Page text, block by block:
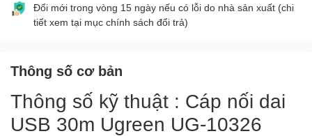
Đổi mới trong vòng 15 ngày nếu có lỗi do nhà sản xuất (chi
tiết xem tại mục chính sách đổi trả)
Thông số cơ bản
Thông số kỹ thuật : Cáp nối dai
USB 30m Ugreen UG-10326